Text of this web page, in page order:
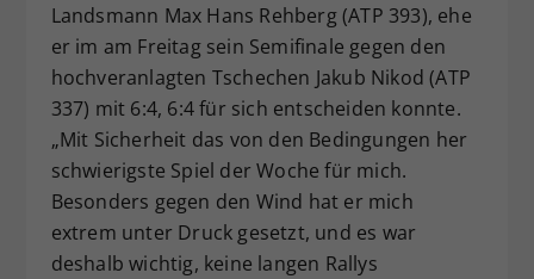
Landsmann Max Hans Rehberg (ATP 393), ehe
er im am Freitag sein Semifinale gegen den
hochveranlagten Tschechen Jakub Nikod (ATP
337) mit 6:4, 6:4 für sich entscheiden konnte.
„Mit Sicherheit das von den Bedingungen her
schwierigste Spiel der Woche für mich.
Besonders gegen den Wind hat er mich
extrem unter Druck gesetzt, und es war
deshalb wichtig, keine langen Rallys